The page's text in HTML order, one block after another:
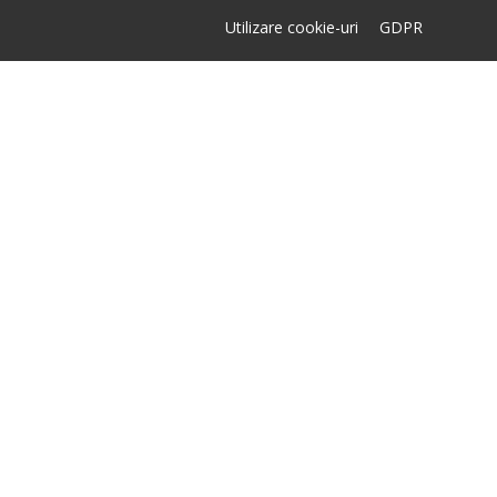
Utilizare cookie-uri GDPR